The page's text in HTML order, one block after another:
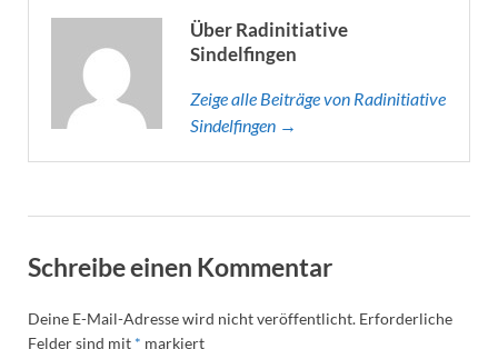
Über Radinitiative
Sindelfingen
Zeige alle Beiträge von Radinitiative
Sindelfingen →
Schreibe einen Kommentar
Deine E-Mail-Adresse wird nicht veröffentlicht. Erforderliche
Felder sind mit * markiert